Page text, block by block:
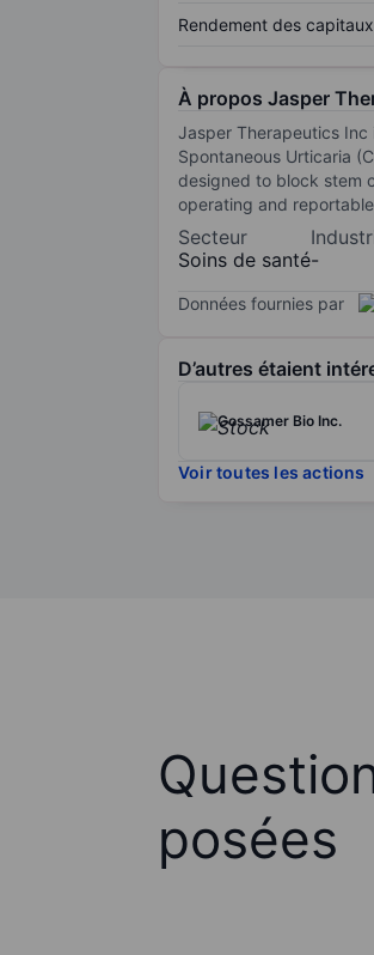
Rendement des
À propos Jasper
Jasper Therapeutics
Spontaneous Urticaria
designed to block stem
operating and
Secteur
Soins de santé-
Données fournies par
D’autres étaient
Gossamer Bio Inc.
Voir toutes les actions
posées